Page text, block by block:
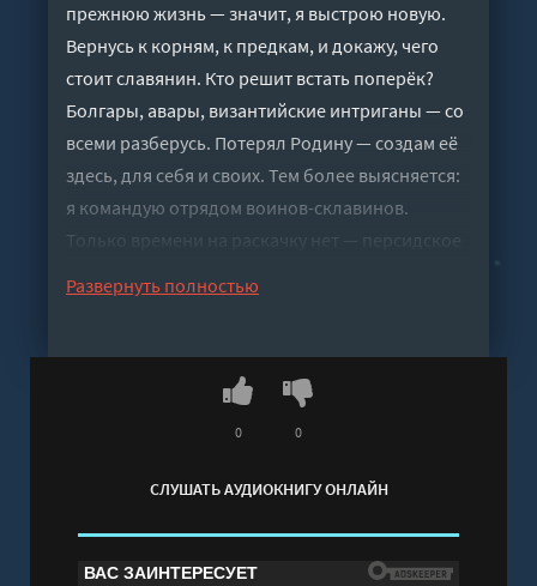
прежнюю жизнь — значит, я выстрою новую.
Вернусь к корням, к предкам, и докажу, чего
стоит славянин. Кто решит встать поперёк?
Болгары, авары, византийские интриганы — со
всеми разберусь. Потерял Родину — создам её
здесь, для себя и своих. Тем более выясняется:
я командую отрядом воинов-склавинов.
Только времени на раскачку нет — персидское
выбранный путь и выведу по нему своих.
Слушать аудиокнигу "Глава рода - Старый
полная версия
Развернуть полностью
СЛУШАТЬ АУДИОКНИГУ ОНЛАЙН
0 0